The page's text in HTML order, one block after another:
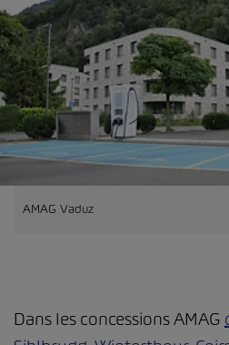
AMAG Vaduz
Dans les concessions AMAG